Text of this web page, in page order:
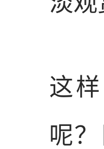
这
呢